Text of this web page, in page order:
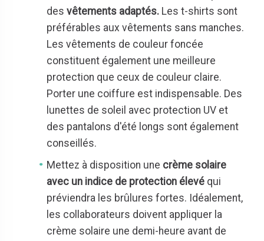
desvêtements adaptés. Les t-shirts sont
préférables aux vêtements sans manches.
Les vêtements de couleur foncée
constituent également une meilleure
protection que ceux de couleur claire.
Porter une coiffure est indispensable. Des
lunettes de soleil avec protection UV et
des pantalons d'été longs sont également
conseillés.
Mettez à disposition une crème solaire
avec un indice de protection élevé qui
préviendra les brûlures fortes. Idéalement,
les collaborateurs doivent appliquer la
crème solaire une demi-heure avant de